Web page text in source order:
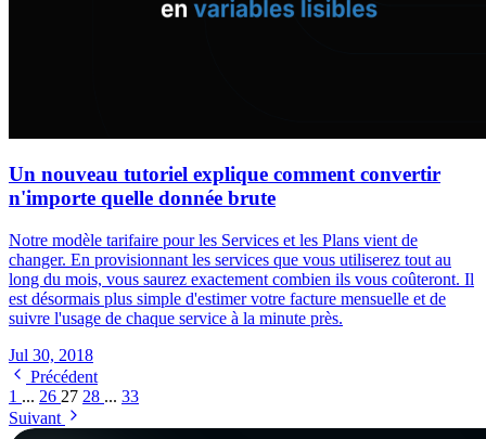
Un nouveau tutoriel explique comment convertir
n'importe quelle donnée brute
Notre modèle tarifaire pour les Services et les Plans vient de
changer. En provisionnant les services que vous utiliserez tout au
long du mois, vous saurez exactement combien ils vous coûteront. Il
est désormais plus simple d'estimer votre facture mensuelle et de
suivre l'usage de chaque service à la minute près.
Jul 30, 2018
Précédent
1 ... 26 27 28 ... 33
Suivant